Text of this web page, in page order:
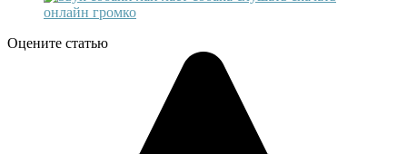
Оцените статью